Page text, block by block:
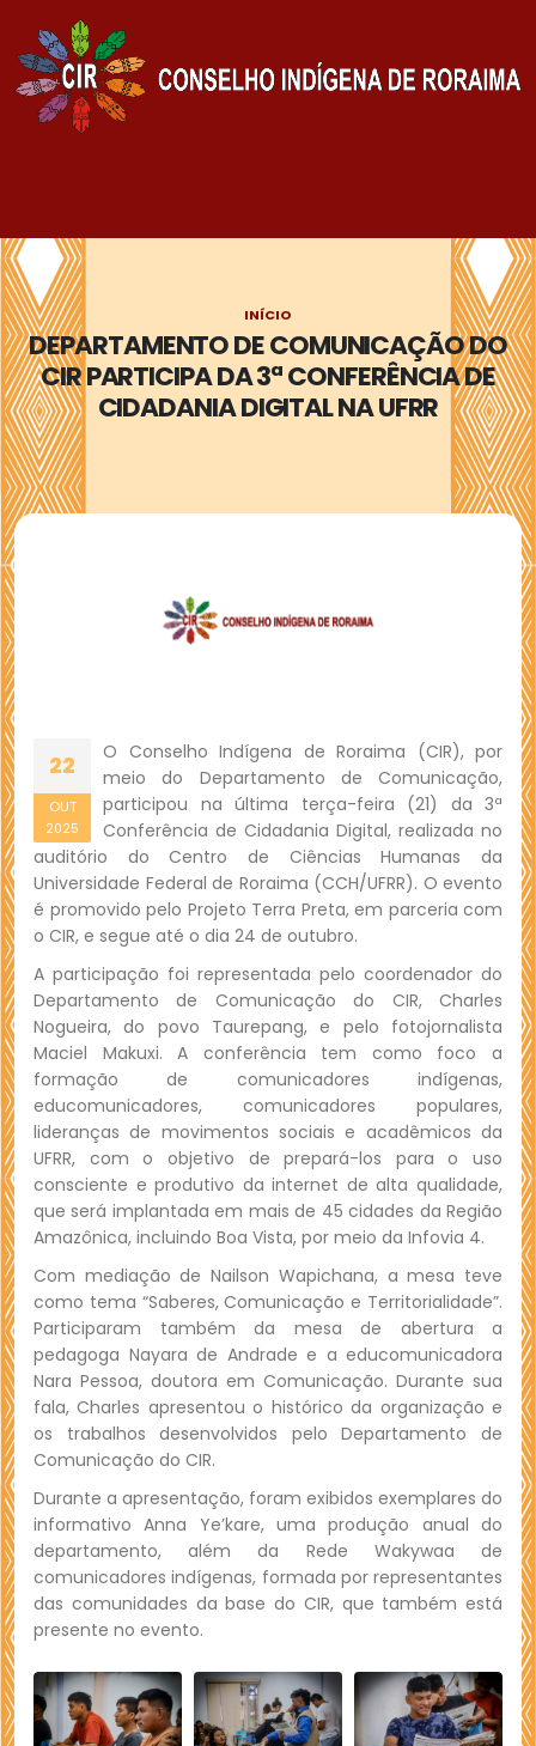
DEPARTAMENTO DE COMUNICAÇÃO DO
CIR PARTICIPA DA 3ª CONFERÊNCIA DE
CIDADANIA DIGITAL NA UFRR
INÍCIO
22
OUT
2025
O Conselho Indígena de Roraima (CIR), por
meio do Departamento de Comunicação,
participou na última terça-feira (21) da 3ª
Conferência de Cidadania Digital, realizada no
auditório do Centro de Ciências Humanas da
Universidade Federal de Roraima (CCH/UFRR). O evento
é promovido pelo Projeto Terra Preta, em parceria com
o CIR, e segue até o dia 24 de outubro.
A participação foi representada pelo coordenador do
Departamento de Comunicação do CIR, Charles
Nogueira, do povo Taurepang, e pelo fotojornalista
Maciel Makuxi. A conferência tem como foco a
formação de comunicadores indígenas,
educomunicadores, comunicadores populares,
lideranças de movimentos sociais e acadêmicos da
UFRR, com o objetivo de prepará-los para o uso
consciente e produtivo da internet de alta qualidade,
que será implantada em mais de 45 cidades da Região
Amazônica, incluindo Boa Vista, por meio da Infovia 4.
Com mediação de Nailson Wapichana, a mesa teve
como tema “Saberes, Comunicação e Territorialidade”.
Participaram também da mesa de abertura a
pedagoga Nayara de Andrade e a educomunicadora
Nara Pessoa, doutora em Comunicação. Durante sua
fala, Charles apresentou o histórico da organização e
os trabalhos desenvolvidos pelo Departamento de
Comunicação do CIR.
Durante a apresentação, foram exibidos exemplares do
informativo Anna Ye’kare, uma produção anual do
departamento, além da Rede Wakywaa de
comunicadores indígenas, formada por representantes
das comunidades da base do CIR, que também está
presente no evento.